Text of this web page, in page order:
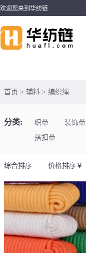
欢迎您来到华纺链
首页 > 辅料 > 编织绳
分类: 织带 装饰带
搭扣带
综合排序 价格排序 ￥